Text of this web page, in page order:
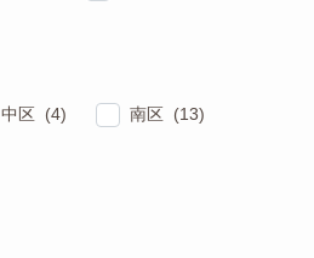
中区 (4) 南区 (13)